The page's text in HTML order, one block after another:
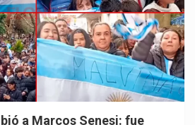
a Marcos Senesi: fue